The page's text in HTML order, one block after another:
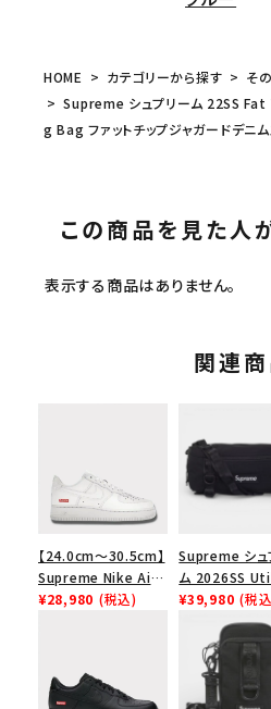
HOME カテゴリーから探す
そ
Supreme シュプリーム 22SS
g Bag ファットチップジャガードデニ
この商品を見た人
表示する商品はありません。
関連
【24.0cm～30.5cm】
Supreme Nike Air
Force 1 Low シュプ
¥28,980 (税込)
Supreme シュ
ム 2026SS
Bag ユーティリ
バッグ ブラック
¥39,980 (税